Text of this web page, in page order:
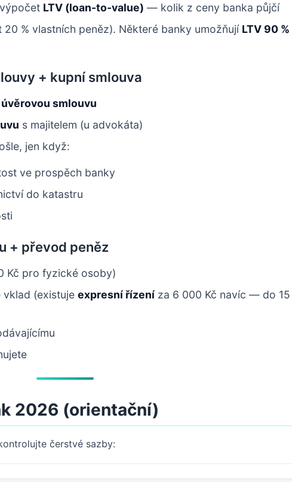
LTV (loan-to-value) — kolik z ceny banka půjčí
20 % vlastních peněz). Některé banky umožňují LTV 90 %
+ kupní smlouva
úvěrovou smlouvu
s majitelem (u advokáta)
jen když:
ve prospěch banky
do katastru
+ převod peněz
Kč pro fyzické osoby)
(existuje expresní řízení za 6 000 Kč navíc — do 15
2026 (orientační)
čerstvé sazby: